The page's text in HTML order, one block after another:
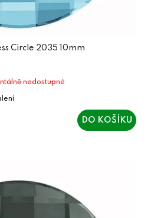
Circle 2035 10mm
nedostupné
DO KOŠÍKU